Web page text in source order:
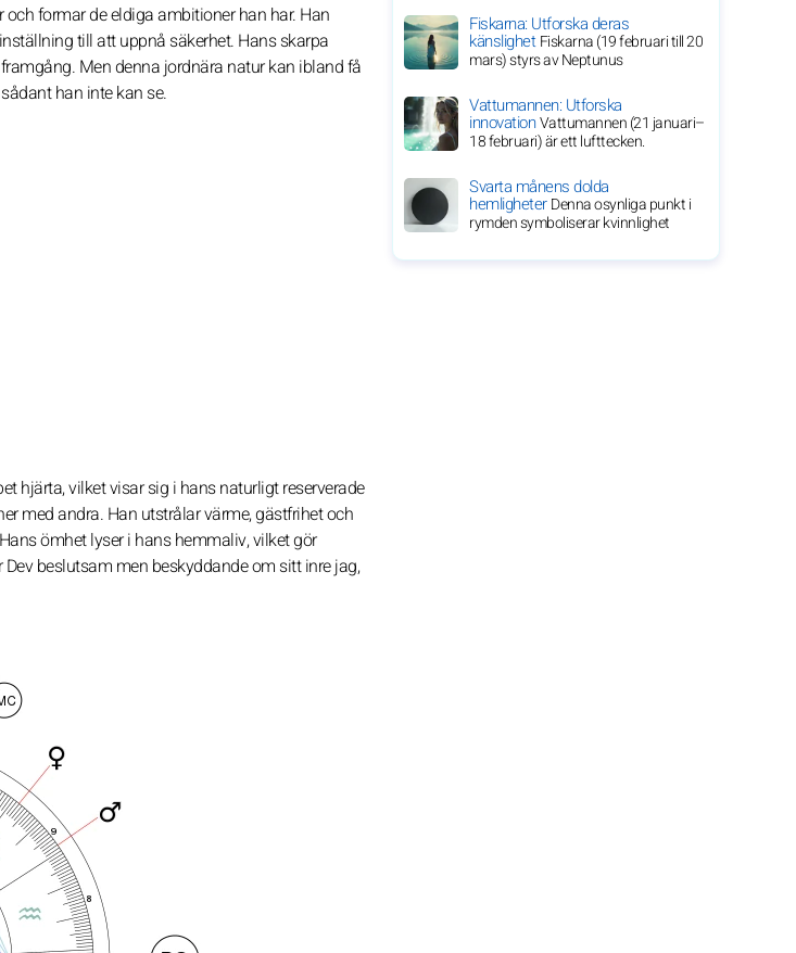
formar de eldiga ambitioner han har. Han
till att uppnå säkerhet. Hans skarpa
Men denna jordnära natur kan ibland få
han inte kan se.
hjärta, vilket visar sig i hans naturligt reserverade
med andra. Han utstrålar värme, gästfrihet och
ömhet lyser i hans hemmaliv, vilket gör
beslutsam men beskyddande om sitt inre jag,
Fiskarna: Utforska deras
känslighetFiskarna (19 februari till 20
mars) styrs av Neptunus
Vattumannen: Utforska
innovationVattumannen (21 januari–
18 februari) är ett lufttecken.
Svarta månens dolda
hemligheterDenna osynliga punkt i
rymden symboliserar kvinnlighet